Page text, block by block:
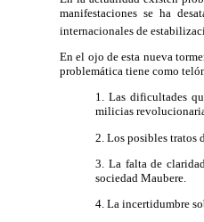
manifestaciones se ha
internacionales de
En el ojo de esta nueva
problemática tiene como
1. Las dificultades
milicias
2. Los posibles tratos
3. La falta de
sociedad Maubere.
4. La incertidumbre